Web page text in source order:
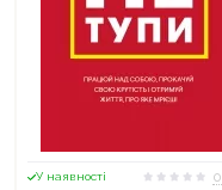
У наявності
0